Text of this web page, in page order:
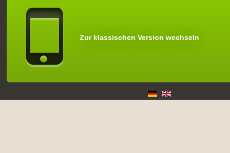
Zur klassischen Version wechseln